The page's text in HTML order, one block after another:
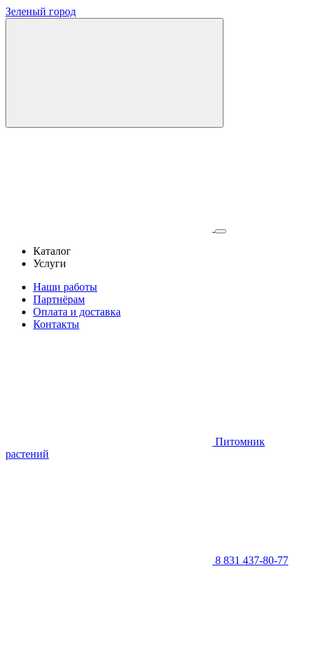
Зеленый город
Каталог
Услуги
Наши работы
Партнёрам
Оплата и доставка
Контакты
Питомник
растений
8 831 437-80-77